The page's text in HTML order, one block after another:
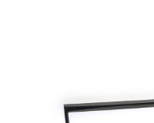
Bassopaketit